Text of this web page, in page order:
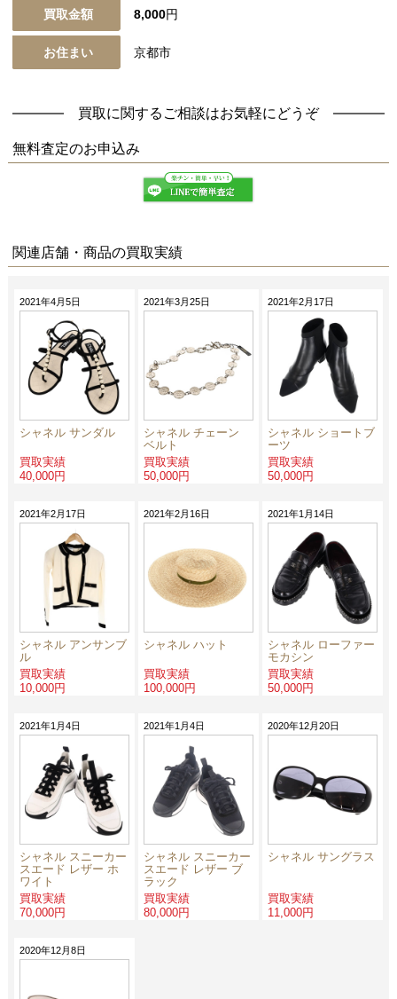
買取金額 8,000円
お住まい 京都市
買取に関するご相談はお気軽にどうぞ
無料査定のお申込み
関連店舗・商品の買取実績
2021年4月5日
シャネル サンダル
買取実績
40,000円
2021年3月25日
シャネル チェーン
ベルト
買取実績
50,000円
2021年2月17日
シャネル ショートブ
ーツ
買取実績
50,000円
2021年2月17日
シャネル アンサンブ
ル
買取実績
10,000円
2021年2月16日
シャネル ハット
買取実績
100,000円
2021年1月14日
シャネル ローファー
モカシン
買取実績
50,000円
2021年1月4日
シャネル スニーカー
スエード レザー ホ
ワイト
買取実績
70,000円
2021年1月4日
シャネル スニーカー
スエード レザー ブ
ラック
買取実績
80,000円
2020年12月20日
シャネル サングラス
買取実績
11,000円
2020年12月8日